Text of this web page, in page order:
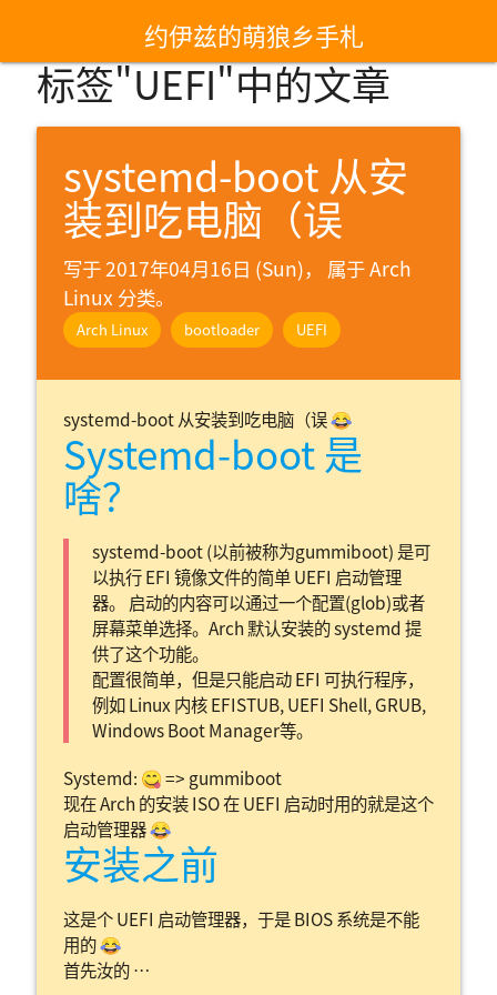
约伊兹的萌狼乡手札
标签"UEFI"中的文章
systemd-boot 从安
装到吃电脑（误
写于 2017年04月16日 (Sun)， 属于Arch
Linux 分类。
Arch Linux bootloader UEFI
systemd-boot 从安装到吃电脑（误 😂
Systemd-boot 是
啥？
systemd-boot (以前被称为gummiboot) 是可
以执行 EFI 镜像文件的简单 UEFI 启动管理
器。 启动的内容可以通过一个配置(glob)或者
屏幕菜单选择。Arch 默认安装的 systemd 提
供了这个功能。
配置很简单，但是只能启动 EFI 可执行程序，
例如 Linux 内核 EFISTUB, UEFI Shell, GRUB,
Windows Boot Manager等。
Systemd: 😋 => gummiboot
现在 Arch 的安装 ISO 在 UEFI 启动时用的就是这个
启动管理器 😂
安装之前
这是个 UEFI 启动管理器，于是 BIOS 系统是不能
用的😂
首先汝的 …